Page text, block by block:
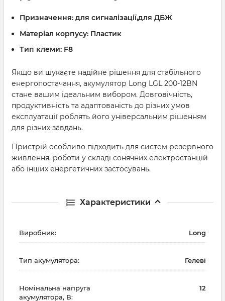
Призначення: для сигналізації,для ДБЖ
Матеріал корпусу: Пластик
Тип клеми: F8
Якщо ви шукаєте надійне рішення для стабільного
енергопостачання, акумулятор Long LGL 200-12BN
стане вашим ідеальним вибором. Довговічність,
продуктивність та адаптованість до різних умов
експлуатації роблять його універсальним рішенням
для різних завдань.
Пристрій особливо підходить для систем резервного
живлення, роботи у складі сонячних електростанцій
або інших енергетичних застосувань.
Характеристики
Виробник: Long
Тип акумулятора: Гелеві
Номінальна напруга
акумулятора, В:
12